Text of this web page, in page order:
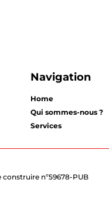
Navigation
Home
Qui sommes-nous ?
Services
nº59678-PUB